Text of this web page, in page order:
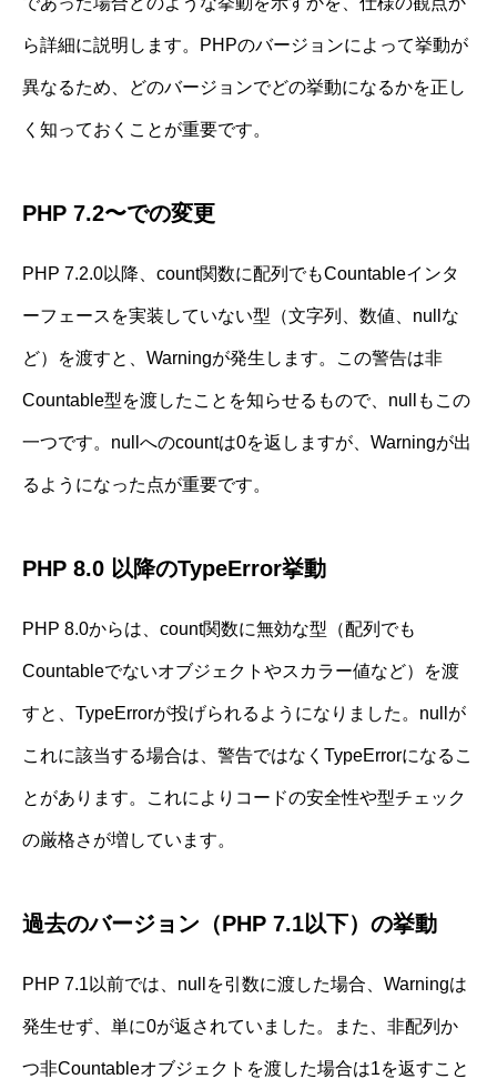
ら詳細に説明します。PHPのバージョンによって挙動が
異なるため、どのバージョンでどの挙動になるかを正し
く知っておくことが重要です。
PHP 7.2〜での変更
PHP 7.2.0以降、count関数に配列でもCountableインタ
ーフェースを実装していない型（文字列、数値、nullな
ど）を渡すと、Warningが発生します。この警告は非
Countable型を渡したことを知らせるもので、nullもこの
一つです。nullへのcountは0を返しますが、Warningが出
るようになった点が重要です。
PHP 8.0 以降のTypeError挙動
PHP 8.0からは、count関数に無効な型（配列でも
Countableでないオブジェクトやスカラー値など）を渡
すと、TypeErrorが投げられるようになりました。nullが
これに該当する場合は、警告ではなくTypeErrorになるこ
とがあります。これによりコードの安全性や型チェック
の厳格さが増しています。
過去のバージョン（PHP 7.1以下）の挙動
PHP 7.1以前では、nullを引数に渡した場合、Warningは
発生せず、単に0が返されていました。また、非配列か
つ非Countableオブジェクトを渡した場合は1を返すこと